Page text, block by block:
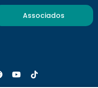
Associados